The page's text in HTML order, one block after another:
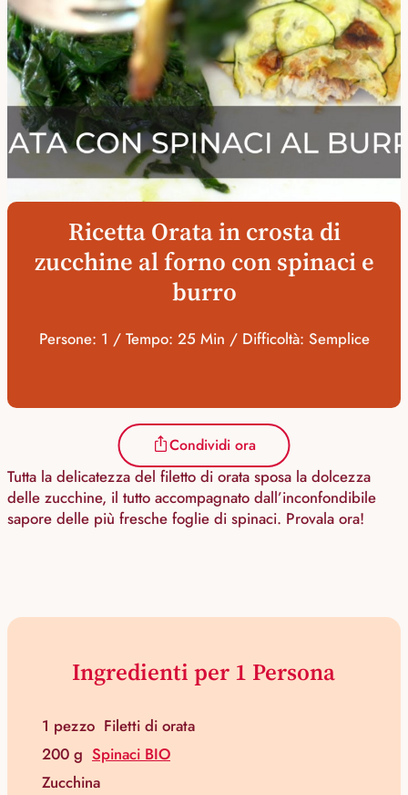
Ricetta Orata in crosta di
zucchine al forno con spinaci e
burro
Persone: 1 / Tempo: 25 Min / Difficoltà: Semplice
Condividi ora
Tutta la delicatezza del filetto di orata sposa la dolcezza
delle zucchine, il tutto accompagnato dall’inconfondibile
sapore delle più fresche foglie di spinaci. Provala ora!
Ingredienti per 1 Persona
1 pezzo Filetti di orata
200 g Spinaci BIO
Zucchina